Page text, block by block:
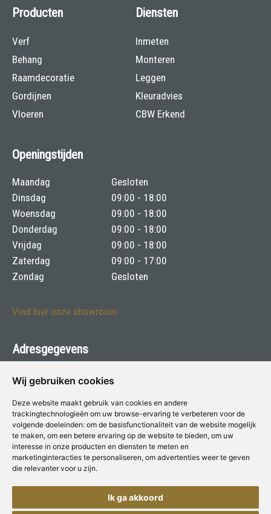
Wij gebruiken cookies
Deze website maakt gebruik van cookies en andere
trackingtechnologieën om uw browse-ervaring te verbeteren voor de
volgende doeleinden: om de basisfunctionaliteit van de website mogelijk
te maken, om een betere ervaring op de website te bieden, om uw
interesse in onze producten en diensten te meten en
marketinginteracties te personaliseren, om advertenties weer te geven
die relevanter voor u zijn.
Ik ga akkoord
Producten
Verf
Behang
Raamdecoratie
Gordijnen
Vloeren
Diensten
Inmeten
Monteren
Leggen
Kleuradvies
CBW Erkend
Openingstijden
Maandag
Gesloten
Dinsdag
09:00 - 18:00
Woensdag
09:00 - 18:00
Donderdag
09:00 - 18:00
Vrijdag
09:00 - 18:00
Zaterdag
09:00 - 17:00
Zondag
Gesloten
Vind hier onze showroom
Adresgegevens
Philips voor Verf & Wonen
Telefoon:0495-533643
E-mail:info@harryphilips.nl